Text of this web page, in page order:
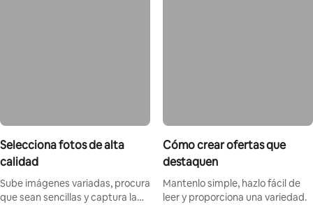
Selecciona fotos de alta
calidad
Sube imágenes variadas, procura
que sean sencillas y captura la
Cómo crear ofertas que
destaquen
Mantenlo simple, hazlo fácil de
leer y proporciona una variedad.